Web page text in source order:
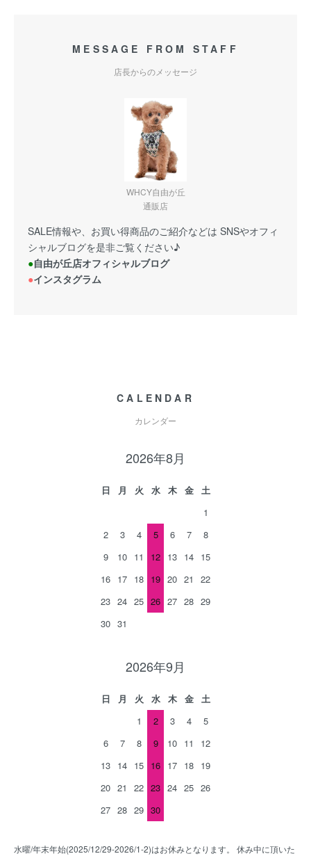
MESSAGE FROM STAFF
店長からのメッセージ
WHCY自由が丘
通販店
SALE情報や、お買い得商品のご紹介などは SNSやオフィ
シャルブログを是非ご覧ください♪
●自由が丘店オフィシャルブログ
●インスタグラム
CALENDAR
カレンダー
2026年8月
日 月 火 水 木 金
土
1
2
3 4 5 6 7
8
9
10 11 12 13 14 15
16 17 18 19 20 21
22
23 24 25 26 27 28 29
30 31
2026年9月
日 月 火 水 木 金
土
1
2 3 4
5
6
7 8 9 10 11
12
13 14 15 16 17 18 19
20 21 22 23 24 25 26
27 28 29 30
水曜/年末年始(2025/12/29-2026/1-2)はお休みとなります。 休み中に頂いた